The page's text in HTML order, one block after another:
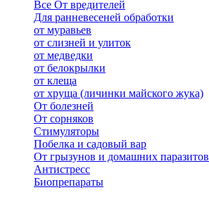
Все От вредителей
Для ранневесеней обработки
от муравьев
от слизней и улиток
от медведки
от белокрылки
от клеща
от хруща (личинки майского жука)
От болезней
От сорняков
Стимуляторы
Побелка и садовый вар
От грызунов и домашних паразитов
Антистресс
Биопрепараты